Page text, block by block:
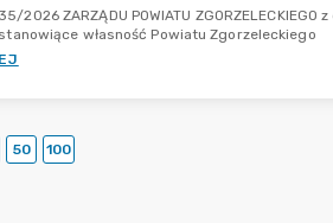
2026 ZARZĄDU POWIATU
własność Powiatu Zgorzeleckiego
50 100